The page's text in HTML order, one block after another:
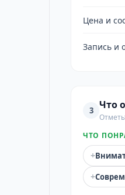
Цена и
Запись и
3 Что
ЧТО
+
+